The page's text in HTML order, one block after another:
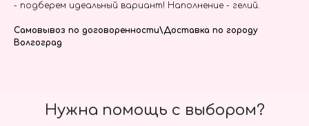
- подберем идеальный вариант! Наполнение - гелий.
Самовывоз по договоренности\Доставка по городу
Волгоград
Нужна помощь с выбором?